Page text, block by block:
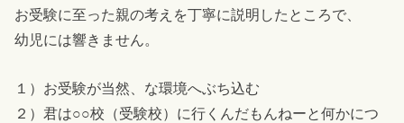
お受験に至った親の考えを丁寧に説明したところで、
幼児には響きません。
１）お受験が当然、な環境へぶち込む
２）君は○○校（受験校）に行くんだもんねーと何かにつ